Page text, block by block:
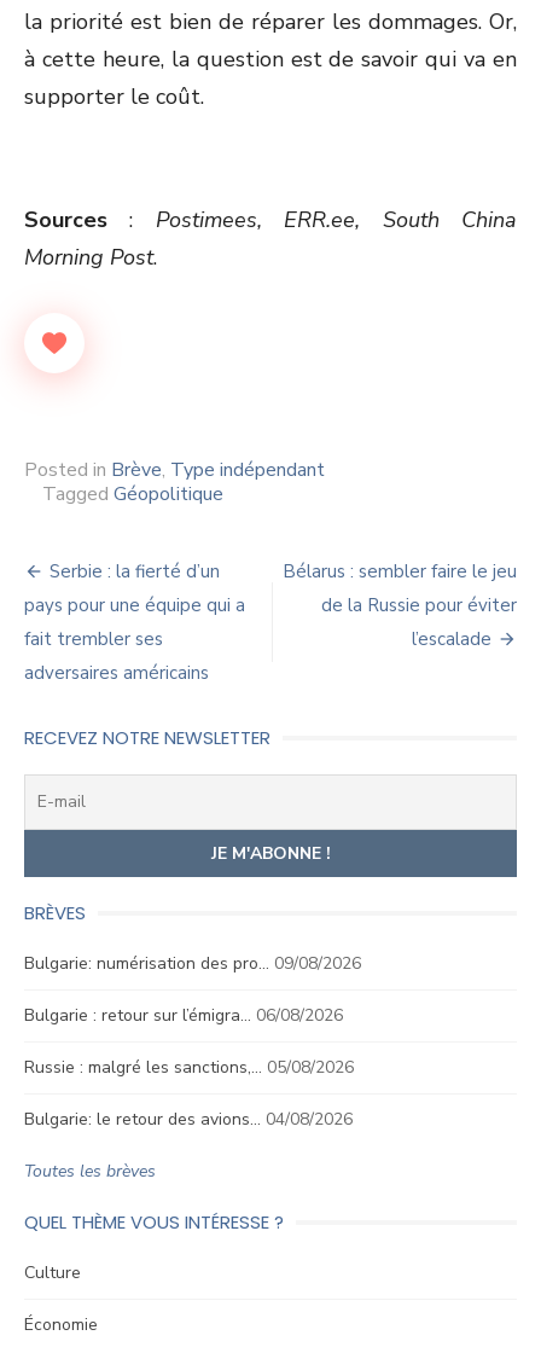
la priorité est bien de réparer les dommages. Or,
à cette heure, la question est de savoir qui va en
supporter le coût.
Sources : Postimees, ERR.ee, South China
Morning Post.
Posted in Brève, Type indépendant
Tagged Géopolitique
Navigation
de
l’article
Serbie : la fierté d’un
pays pour une équipe qui a
fait trembler ses
adversaires américains
Bélarus : sembler faire le jeu
de la Russie pour éviter
l’escalade
RECEVEZ NOTRE NEWSLETTER
BRÈVES
Bulgarie: numérisation des pro… 09/08/2026
Bulgarie : retour sur l’émigra… 06/08/2026
Russie : malgré les sanctions,… 05/08/2026
Bulgarie: le retour des avions… 04/08/2026
Toutes les brèves
QUEL THÈME VOUS INTÉRESSE ?
Culture
Économie